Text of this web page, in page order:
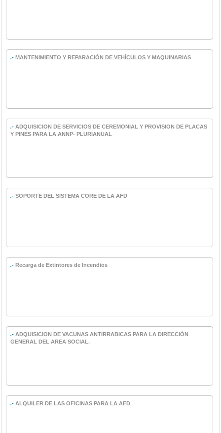
.- MANTENIMIENTO Y REPARACIÓN DE VEHÍCULOS Y MAQUINARIAS
.- ADQUISICION DE SERVICIOS DE CEREMONIAL Y PROVISION DE PLACAS
Y PINES PARA LA ANNP- PLURIANUAL
.- SOPORTE DEL SISTEMA CORE DE LA AFD
.- Recarga de Extintores de Incendios
.- ADQUISICION DE VACUNAS ANTIRRABICAS PARA LA DIRECCIÓN
GENERAL DEL AREA SOCIAL.
.- ALQUILER DE LAS OFICINAS PARA LA AFD